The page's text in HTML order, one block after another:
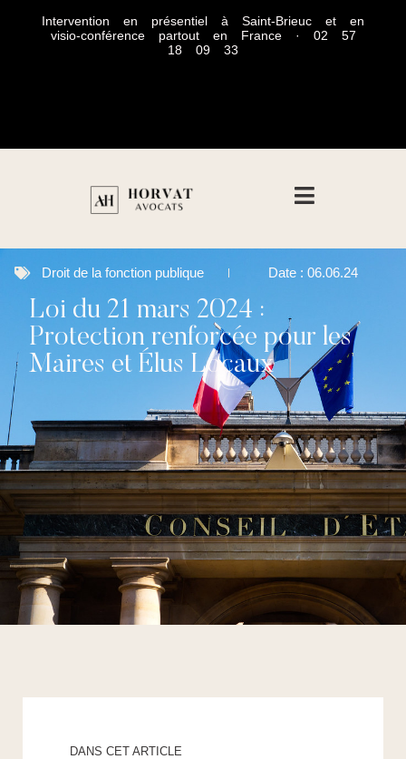
Intervention en présentiel à Saint-Brieuc et en
visio-conférence partout en France · 02 57
18 09 33
Droit de la fonction publique Date : 06.06.24
Loi du 21 mars 2024 :
Protection renforcée pour les
Maires et Élus Locaux
DANS CET ARTICLE